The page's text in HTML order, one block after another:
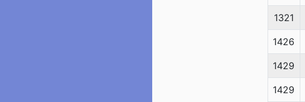
1321
1426
1429
1429